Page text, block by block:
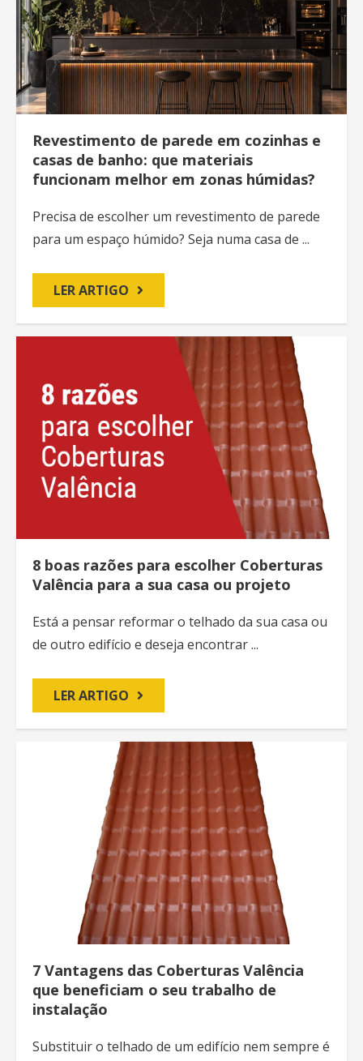
Revestimento de parede em cozinhas e
casas de banho: que materiais
funcionam melhor em zonas húmidas?
Precisa de escolher um revestimento de parede
para um espaço húmido? Seja numa casa de ...
LER ARTIGO
8 boas razões para escolher Coberturas
Valência para a sua casa ou projeto
Está a pensar reformar o telhado da sua casa ou
de outro edifício e deseja encontrar ...
LER ARTIGO
7 Vantagens das Coberturas Valência
que beneficiam o seu trabalho de
instalação
Substituir o telhado de um edifício nem sempre é